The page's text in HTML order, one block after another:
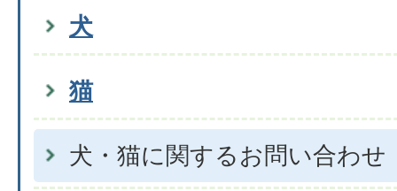
犬
猫
犬・猫に関するお問い合わせ